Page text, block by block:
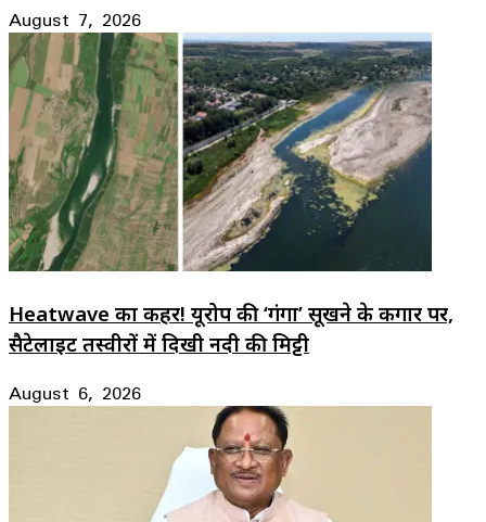
August 7, 2026
Heatwave का कहर! यूरोप की ‘गंगा’ सूखने के कगार पर,
सैटेलाइट तस्वीरों में दिखी नदी की मिट्टी
August 6, 2026